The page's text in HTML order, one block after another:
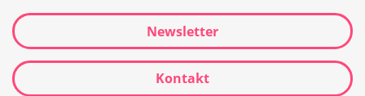
Newsletter
Kontakt